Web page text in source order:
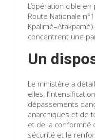
L’opération cible
Route Nationale
concentrent une
Un
Le ministère a
elles,
dépassements
anarchiques et de
et de la conformité
sécurité et le